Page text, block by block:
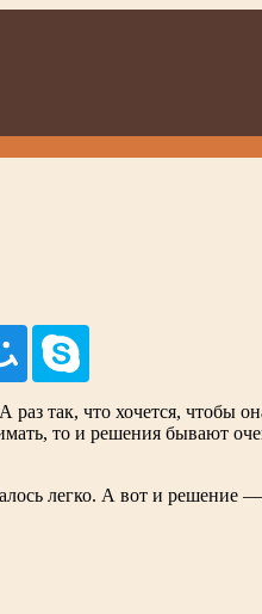
так, что хочется, чтобы
то и решения бывают
легко. А вот и